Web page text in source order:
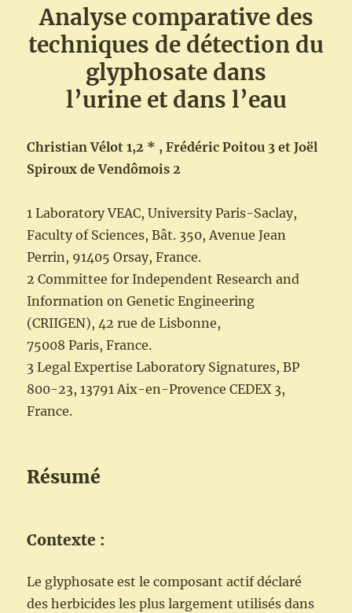
Analyse comparative des
techniques de détection du
glyphosate dans
l’urine et dans l’eau
Christian Vélot 1,2 * , Frédéric Poitou 3 et Joël
Spiroux de Vendômois 2
1 Laboratory VEAC, University Paris-Saclay,
Faculty of Sciences, Bât. 350, Avenue Jean
Perrin, 91405 Orsay, France.
2 Committee for Independent Research and
Information on Genetic Engineering
(CRIIGEN), 42 rue de Lisbonne,
75008 Paris, France.
3 Legal Expertise Laboratory Signatures, BP
800-23, 13791 Aix-en-Provence CEDEX 3,
France.
Résumé
Contexte :
Le glyphosate est le composant actif déclaré
des herbicides les plus largement utilisés dans